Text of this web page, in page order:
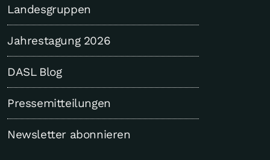
Landesgruppen
Jahrestagung 2026
DASL Blog
Pressemitteilungen
Newsletter abonnieren